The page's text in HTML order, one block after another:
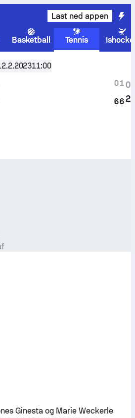
Last ned appen
Basketball Tennis
W-ITF-ESP-01A
11:00
0
6
1
6
0
2
Ginesta og Marie Weckerle